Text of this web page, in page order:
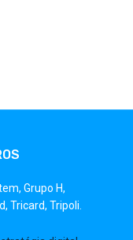
Grupo H,
Tricard, Tripoli.